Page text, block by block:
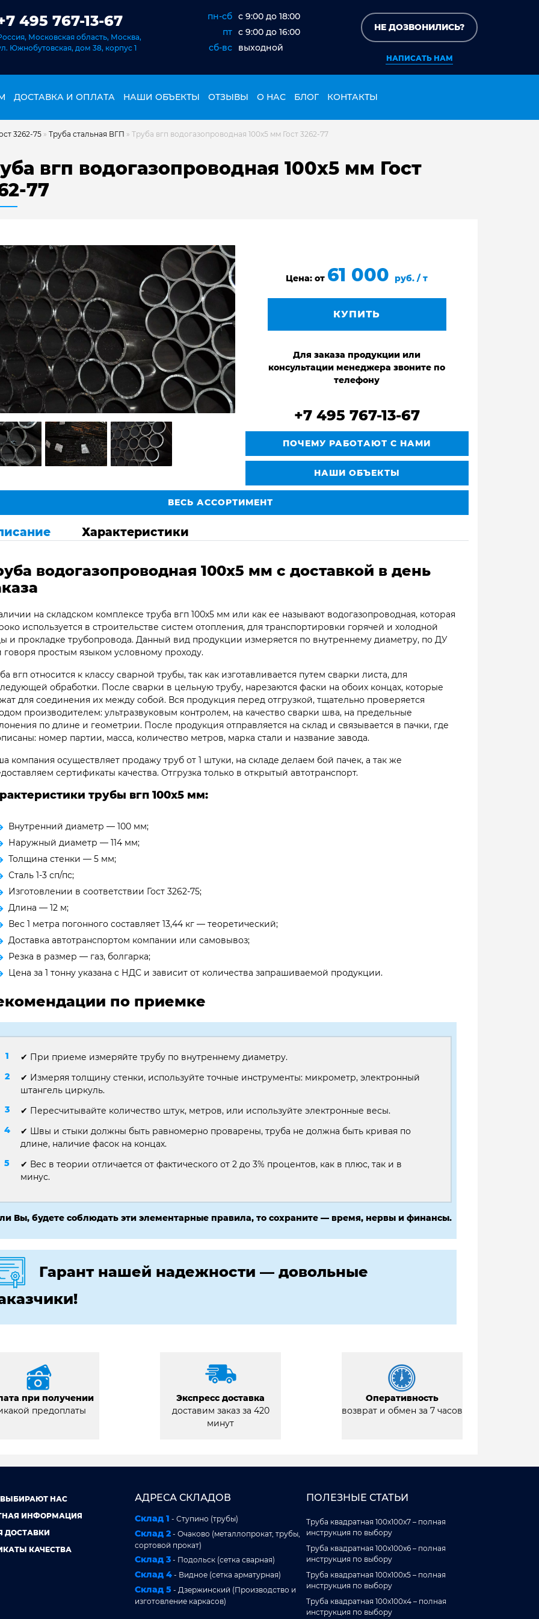
495 767-13-67
Московская область, Москва,
Южнобутовская, дом 38, корпус 1
пн-сб c 9:00 до 18:00
пт c 9:00 до 16:00
сб-вс
выходной
НЕ ДОЗВОНИЛИСЬ?
НАПИСАТЬ НАМ
ДОСТАВКА И ОПЛАТА НАШИ ОБЪЕКТЫ ОТЗЫВЫ О НАС БЛОГ КОНТАКТЫ
3262-75 » Труба стальная ВГП » Труба вгп водогазопроводная 100х5 мм Гост 3262-77
вгп водогазопроводная 100х5 мм Гост
77
Цена: от 61 000руб. / т
КУПИТЬ
Для заказа продукции или
консультации менеджера звоните по
телефону
+7 495 767-13-67
ПОЧЕМУ РАБОТАЮТ С НАМИ
НАШИ ОБЪЕКТЫ
ВЕСЬ АССОРТИМЕНТ
Характеристики
водогазопроводная 100х5 мм с доставкой в день
на складском комплексе труба вгп 100х5 мм или как ее называют водогазопроводная, которая
используется в строительстве систем отопления, для транспортировки горячей и холодной
и прокладке трубопровода. Данный вид продукции измеряется по внутреннему диаметру, по ДУ
говоря простым языком условному проходу.
вгп относится к классу сварной трубы, так как изготавливается путем сварки листа, для
обработки. После сварки в цельную трубу, нарезаются фаски на обоих концах, которые
для соединения их между собой. Вся продукция перед отгрузкой, тщательно проверяется
производителем: ультразвуковым контролем, на качество сварки шва, на предельные
по длине и геометрии. После продукция отправляется на склад и связывается в пачки, где
номер партии, масса, количество метров, марка стали и название завода.
компания осуществляет продажу труб от 1 штуки, на складе делаем бой пачек, а так же
сертификаты качества. Отгрузка только в открытый автотранспорт.
трубы вгп 100х5 мм:
Внутренний диаметр — 100 мм;
Наружный диаметр — 114 мм;
Толщина стенки — 5 мм;
Сталь 1-3 сп/пс;
Изготовлении в соответствии Гост 3262-75;
Длина — 12 м;
Вес 1 метра погонного составляет 13,44 кг — теоретический;
Доставка автотранспортом компании или самовывоз;
Резка в размер — газ, болгарка;
Цена за 1 тонну указана с НДС и зависит от количества запрашиваемой продукции.
по приемке
✔ При приеме измеряйте трубу по внутреннему диаметру.
✔ Измеряя толщину стенки, используйте точные инструменты: микрометр, электронный
штангель циркуль.
✔ Пересчитывайте количество штук, метров, или используйте электронные весы.
✔ Швы и стыки должны быть равномерно проварены, труба не должна быть кривая по
длине, наличие фасок на концах.
✔ Вес в теории отличается от фактического от 2 до 3% процентов, как в плюс, так и в
минус.
Вы, будете соблюдать эти элементарные правила, то сохраните — время, нервы и финансы.
Гарант нашей надежности — довольные
при получении
предоплаты
Экспресс доставка
доставим заказ за 420
минут
Оперативность
возврат и обмен за 7 часов
НАС
ИНФОРМАЦИЯ
ДОСТАВКИ
КАЧЕСТВА
АДРЕСА СКЛАДОВ
Склад 1 - Ступино (трубы)
Склад 2 - Очаково (металлопрокат, трубы,
сортовой прокат)
Склад 3 - Подольск (сетка сварная)
Склад 4 - Видное (сетка арматурная)
Склад 5 - Дзержинский (Производство и
изготовление каркасов)
ПОЛЕЗНЫЕ СТАТЬИ
Труба квадратная 100x100x7 – полная
инструкция по выбору
Труба квадратная 100x100x6 – полная
инструкция по выбору
Труба квадратная 100x100x5 – полная
инструкция по выбору
Труба квадратная 100x100x4 – полная
инструкция по выбору